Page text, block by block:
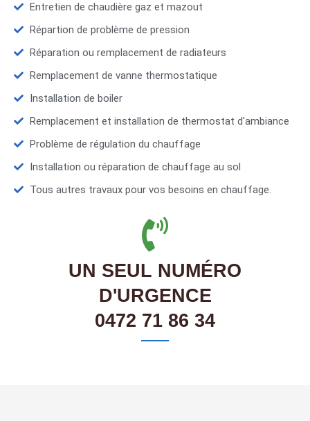
Entretien de chaudière gaz et mazout
Répartion de problème de pression
Réparation ou remplacement de radiateurs
Remplacement de vanne thermostatique
Installation de boiler
Remplacement et installation de thermostat d'ambiance
Problème de régulation du chauffage
Installation ou réparation de chauffage au sol
Tous autres travaux pour vos besoins en chauffage.
UN SEUL NUMÉRO
D'URGENCE
0472 71 86 34